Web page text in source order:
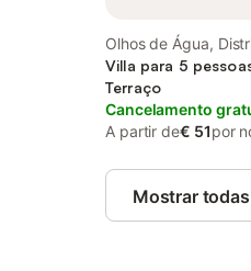
Olhos de Água,
Villa para 5
Terraço
Cancelamento
A partir de€ 51por
Mostrar